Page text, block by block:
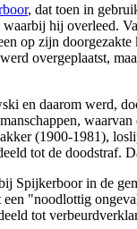
, dat toen in
hij overleed.
op zijn
overgeplaatst,
en daarom werd,
(1900-1981),
tot de doodstraf.
Spijkerboor in de
"noodlottig
tot